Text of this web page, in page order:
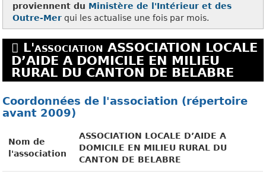
proviennent du Ministère de l'Intérieur et des
Outre-Mer qui les actualise une fois par mois.
L'association ASSOCIATION LOCALE
D’AIDE A DOMICILE EN MILIEU
RURAL DU CANTON DE BELABRE
Coordonnées de l'association (répertoire
avant 2009)
Nom de
l'association
ASSOCIATION LOCALE D’AIDE A
DOMICILE EN MILIEU RURAL DU
CANTON DE BELABRE